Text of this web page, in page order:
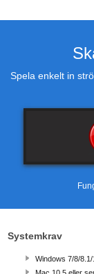
Spela enkelt in
Systemkrav
Windows 7/8/8.1/